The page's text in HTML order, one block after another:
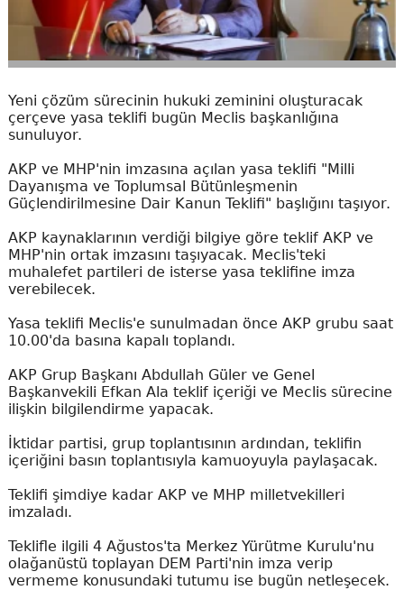
Yeni çözüm sürecinin hukuki zeminini oluşturacak
çerçeve yasa teklifi bugün Meclis başkanlığına
sunuluyor.
AKP ve MHP'nin imzasına açılan yasa teklifi "Milli
Dayanışma ve Toplumsal Bütünleşmenin
Güçlendirilmesine Dair Kanun Teklifi" başlığını taşıyor.
AKP kaynaklarının verdiği bilgiye göre teklif AKP ve
MHP'nin ortak imzasını taşıyacak. Meclis'teki
muhalefet partileri de isterse yasa teklifine imza
verebilecek.
Yasa teklifi Meclis'e sunulmadan önce AKP grubu saat
10.00'da basına kapalı toplandı.
AKP Grup Başkanı Abdullah Güler ve Genel
Başkanvekili Efkan Ala teklif içeriği ve Meclis sürecine
ilişkin bilgilendirme yapacak.
İktidar partisi, grup toplantısının ardından, teklifin
içeriğini basın toplantısıyla kamuoyuyla paylaşacak.
Teklifi şimdiye kadar AKP ve MHP milletvekilleri
imzaladı.
Teklifle ilgili 4 Ağustos'ta Merkez Yürütme Kurulu'nu
olağanüstü toplayan DEM Parti'nin imza verip
vermeme konusundaki tutumu ise bugün netleşecek.